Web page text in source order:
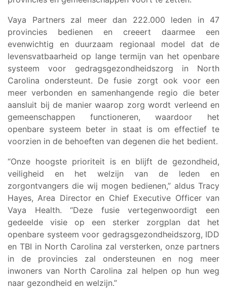
Vaya Partners zal meer dan 222.000 leden in 47
provincies bedienen en creeert daarmee een
evenwichtig en duurzaam regionaal model dat de
levensvatbaarheid op lange termijn van het openbare
systeem voor gedragsgezondheidszorg in North
Carolina ondersteunt. De fusie zorgt ook voor een
meer verbonden en samenhangende regio die beter
aansluit bij de manier waarop zorg wordt verleend en
gemeenschappen functioneren, waardoor het
openbare systeem beter in staat is om effectief te
voorzien in de behoeften van degenen die het bedient.
“Onze hoogste prioriteit is en blijft de gezondheid,
veiligheid en het welzijn van de leden en
zorgontvangers die wij mogen bedienen,” aldus Tracy
Hayes, Area Director en Chief Executive Officer van
Vaya Health. “Deze fusie vertegenwoordigt een
gedeelde visie op een sterker zorgplan dat het
openbare systeem voor gedragsgezondheidszorg, IDD
en TBI in North Carolina zal versterken, onze partners
in de provincies zal ondersteunen en nog meer
inwoners van North Carolina zal helpen op hun weg
naar gezondheid en welzijn.”